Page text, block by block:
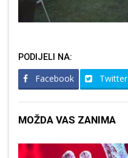
PODIJELI NA:
Facebook Twitter
MOŽDA VAS ZANIMA